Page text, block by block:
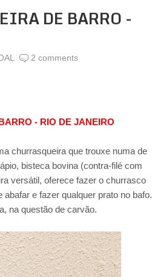
DE BARRO -
2 comments
- RIO DE JANEIRO
churrasqueira que trouxe numa de
bisteca bovina (contra-filé com
versátil, oferece fazer o churrasco
e fazer qualquer prato no bafo.
na questão de carvão.